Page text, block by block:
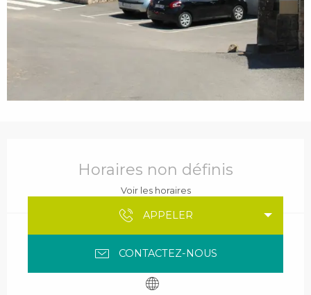
Horaires non définis
Voir les horaires
APPELER
CONTACTEZ-NOUS